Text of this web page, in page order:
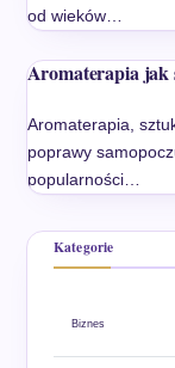
od wieków…
Aromaterapia jak
Aromaterapia,
poprawy
popularności…
Kategorie
Biznes